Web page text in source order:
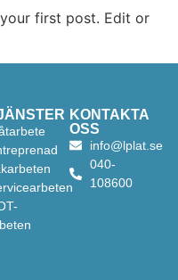
first post. Edit or
KONTAKTA
OSS
info@lplat.se
040-
108600